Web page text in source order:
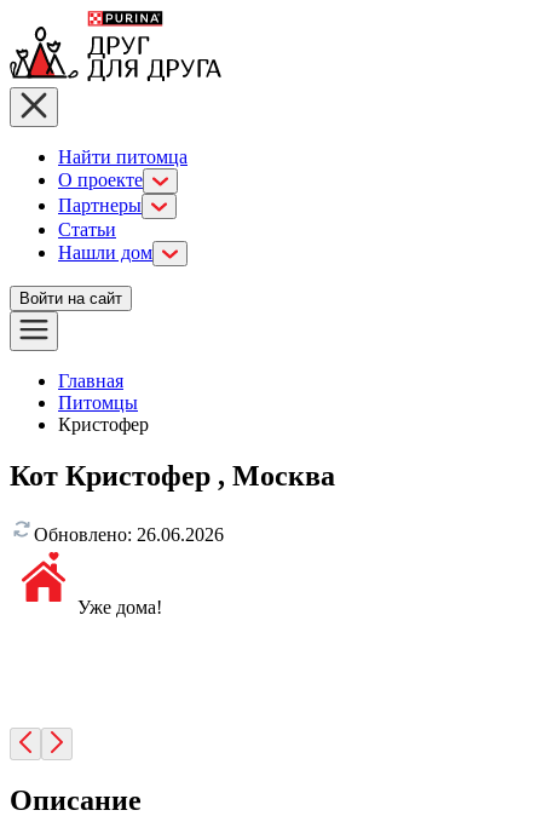
Найти питомца
О проекте
Партнеры
Статьи
Нашли дом
Войти на сайт
Главная
Питомцы
Кристофер
Кот Кристофер , Москва
Обновлено: 26.06.2026
Уже дома!
Описание